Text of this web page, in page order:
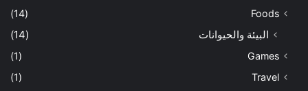
Foods
(14)
البيئة والحيوانات (14)
Games
(1)
Travel
(1)